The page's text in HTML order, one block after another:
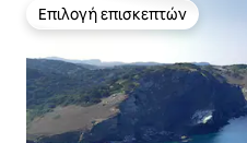
Επιλογή επισκεπτών
Επιλογή επισκεπτών